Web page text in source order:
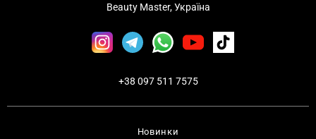
Новинки
Beauty Master, Україна
+38 097 511 7575